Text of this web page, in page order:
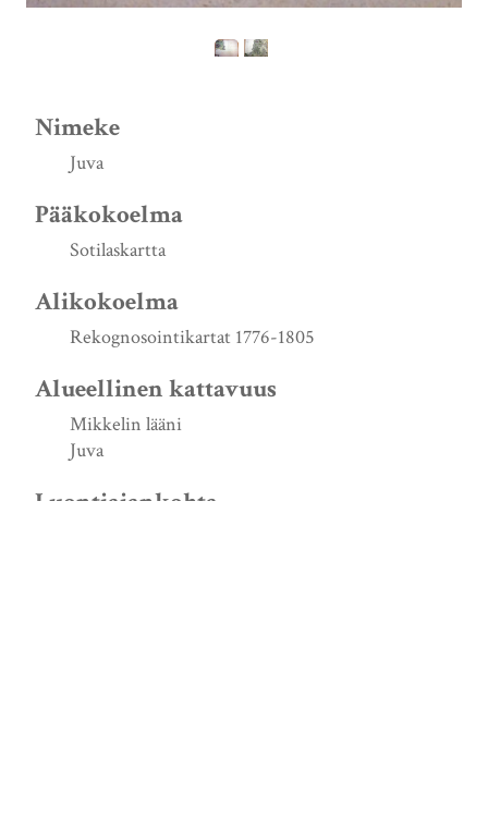
Nimeke
Juva
Pääkokoelma
Sotilaskartta
Alikokoelma
Rekognosointikartat 1776-1805
Alueellinen kattavuus
Mikkelin lääni
Juva
Luontiajankohta